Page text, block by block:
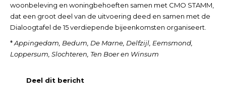
woonbeleving en woningbehoeften samen met CMO STAMM,
dat een groot deel van de uitvoering deed en samen met de
Dialoogtafel de 15 verdiepende bijeenkomsten organiseert.
*Appingedam, Bedum, De Marne, Delfzijl, Eemsmond,
Loppersum, Slochteren, Ten Boer en Winsum
Deel dit bericht